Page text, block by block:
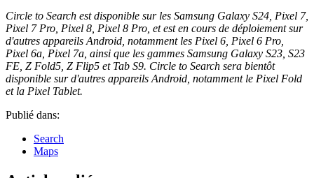
Circle to Search est disponible sur les Samsung Galaxy S24, Pixel 7,
Pixel 7 Pro, Pixel 8, Pixel 8 Pro, et est en cours de déploiement sur
d'autres appareils Android, notamment les Pixel 6, Pixel 6 Pro,
Pixel 6a, Pixel 7a, ainsi que les gammes Samsung Galaxy S23, S23
FE, Z Fold5, Z Flip5 et Tab S9. Circle to Search sera bientôt
disponible sur d'autres appareils Android, notamment le Pixel Fold
et la Pixel Tablet.
Publié dans:
Search
Maps